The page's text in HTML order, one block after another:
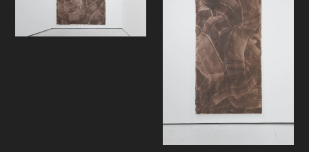
til daglig handler det jo om når noe
brenner med en viss intensitet -
enten det er en boligblokk for
fattigfolk ingen gidder sjekke
sikkerheten til, eller resultatet av
kirurgisk presisjonsbombing av folk
som bor langt unna. Her har jo dette
allerede skjedd; Vatvedt benytter